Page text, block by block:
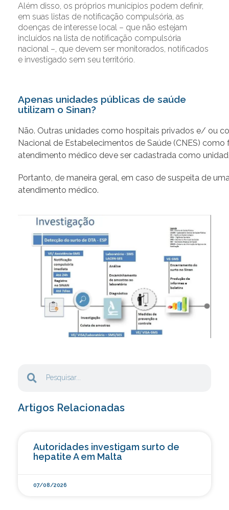
Além disso, os próprios municípios podem definir,
em suas listas de notificação compulsória, as
doenças de interesse local – que não estejam
incluídos na lista de notificação compulsória
nacional –, que devem ser monitorados, notificados
e investigado sem seu território.
Apenas unidades públicas de saúde
utilizam o Sinan?
Não. Outras unidades como hospitais privados e/ ou
Nacional de Estabelecimentos de Saúde (CNES)
atendimento médico deve ser cadastrada como
Portanto, de maneira geral, em caso de suspeita de
atendimento médico.
Artigos Relacionadas
Autoridades investigam surto de
hepatite A em Malta
07/08/2026